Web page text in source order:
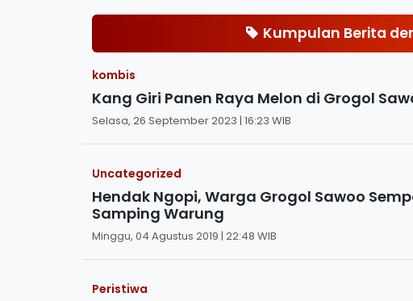
Kumpulan Berita
kombis
Kang Giri Panen Raya Melon di Grogol
Selasa, 26 September 2023 | 16:23 WIB
Uncategorized
Hendak Ngopi, Warga Grogol Sawoo
Samping Warung
Minggu, 04 Agustus 2019 | 22:48 WIB
Peristiwa